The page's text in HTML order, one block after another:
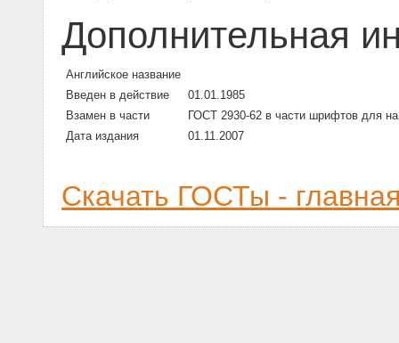
Дополнительная
Английское название
Введен в действие
01.01.1985
Взамен в части
ГОСТ 2930-62 в части шрифтов для
Дата издания
01.11.2007
Скачать ГОСТы -